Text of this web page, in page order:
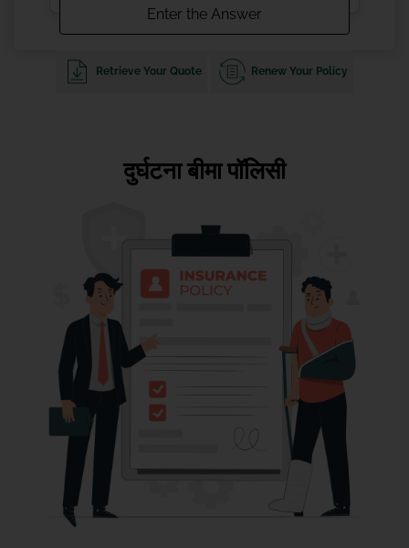
Retrieve Your Quote Renew Your Policy
दुर्घटना बीमा पॉलिसी